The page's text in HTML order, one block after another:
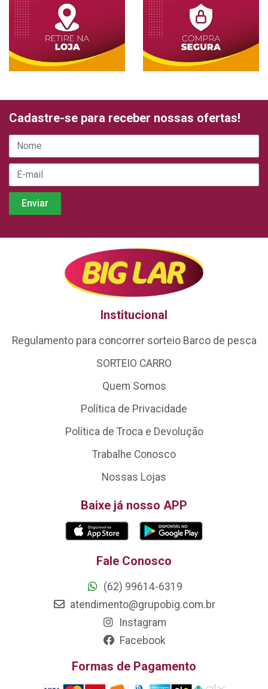
Cadastre-se para receber nossas ofertas!
Institucional
Regulamento para concorrer sorteio Barco de pesca
SORTEIO CARRO
Quem Somos
Política de Privacidade
Política de Troca e Devolução
Trabalhe Conosco
Nossas Lojas
Baixe já nosso APP
Fale Conosco
(62) 99614-6319
atendimento@grupobig.com.br
Instagram
Facebook
Formas de Pagamento